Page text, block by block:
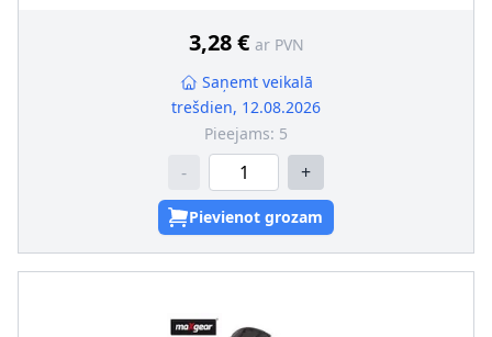
3,28 € ar PVN
Saņemt veikalā
trešdien, 12.08.2026
Pieejams: 5
- +
Pievienot grozam